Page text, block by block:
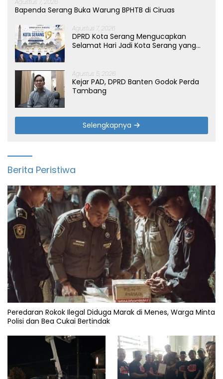
Bapenda Serang Buka Warung BPHTB di Ciruas
Agustus 7, 2026
DPRD Kota Serang Mengucapkan
Selamat Hari Jadi Kota Serang yang
Agustus 5, 2026
Kejar PAD, DPRD Banten Godok Perda
Tambang
Selengkapnya
Berita Peristiwa
Peredaran Rokok Ilegal Diduga Marak di Menes, Warga Minta
Polisi dan Bea Cukai Bertindak